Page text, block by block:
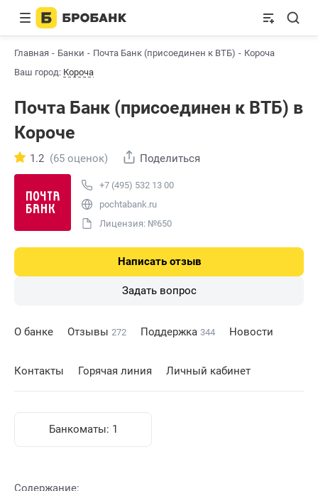
Главная Банки Почта Банк (присоединен к ВТБ)
Короча
Ваш город: Короча
Почта Банк (присоединен к ВТБ) в
Короче
+7 (495) 532 13 00
pochtabank.ru
Лицензия: №650
1.2 (65 оценок) Поделиться
Написать отзыв
Задать вопрос
О банке Отзывы 272 Поддержка 344 Новости
Контакты Горячая линия Личный кабинет
Банкоматы: 1
Содержание: